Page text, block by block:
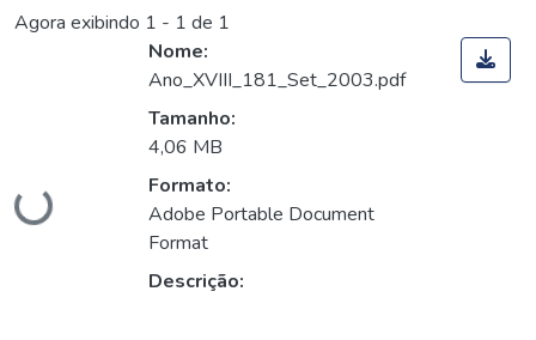
Agora exibindo 1 - 1 de 1
Carregando...
Nome:
Ano_XVIII_181_Set_2003.pdf
Tamanho:
4,06 MB
Formato:
Adobe Portable Document
Format
Descrição: